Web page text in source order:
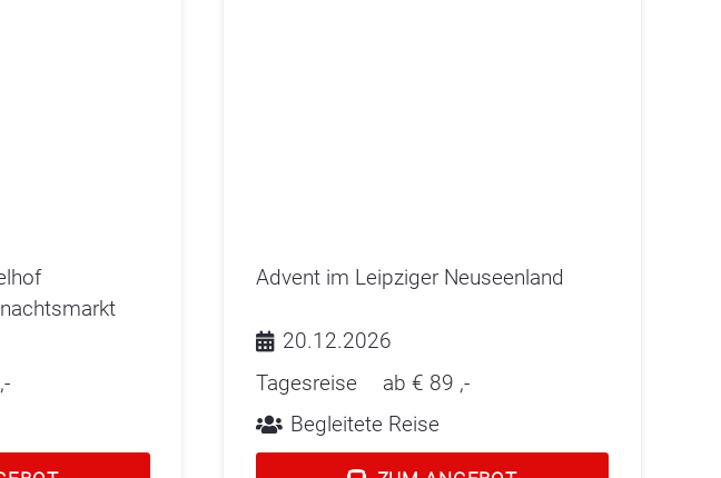
,-
Advent im Leipziger Neuseenland
20.12.2026
Tagesreise
ab € 89 ,-
Begleitete Reise